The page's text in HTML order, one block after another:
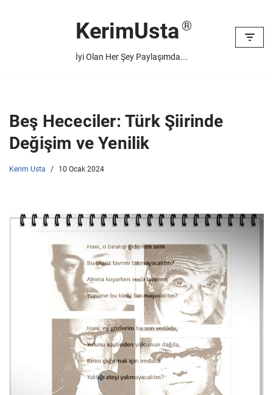
KerimUsta
İyi Olan Her Şey Paylaşımda...
Beş Hececiler: Türk Şiirinde
Değişim ve Yenilik
Kerim Usta 10 Ocak 2024